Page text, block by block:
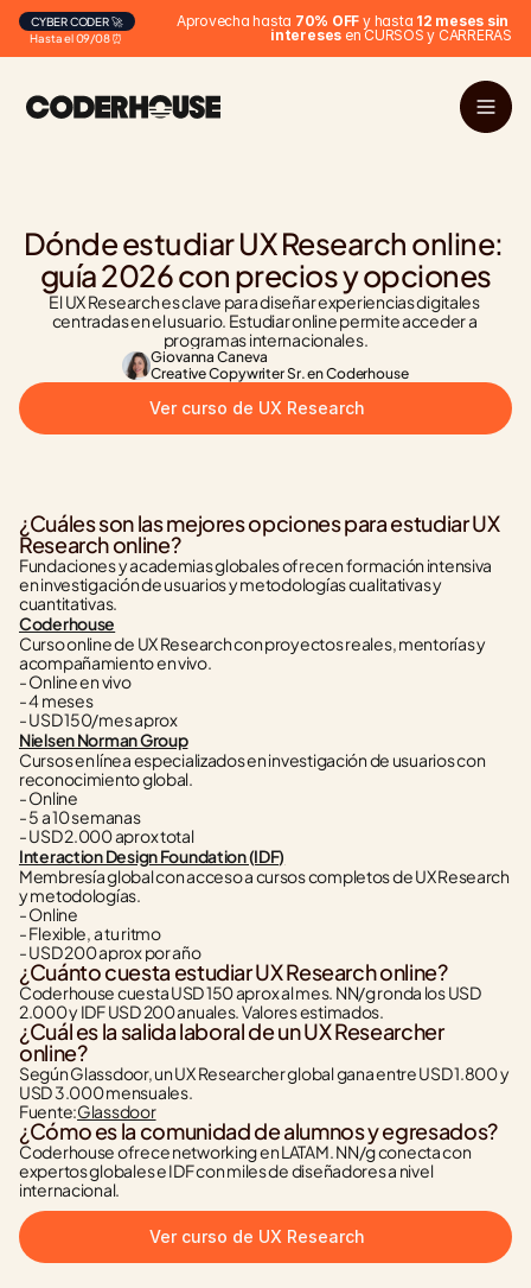
Hasta el 09/08 ⏰
CYBER CODER 🚀 Aprovecha hasta 70% OFF y hasta 12 meses sin
intereses en CURSOS y CARRERAS
Dónde estudiar UX Research online:
guía 2026 con precios y opciones
El UX Research es clave para diseñar experiencias digitales
centradas en el usuario. Estudiar online permite acceder a
programas internacionales.
Giovanna Caneva
Creative Copywriter Sr. en Coderhouse
Ver curso de UX Research
¿Cuáles son las mejores opciones para estudiar UX
Research online?
Fundaciones y academias globales ofrecen formación intensiva
en investigación de usuarios y metodologías cualitativas y
cuantitativas.
Coderhouse
Curso online de UX Research con proyectos reales, mentorías y
acompañamiento en vivo.
- Online en vivo
- 4 meses
- USD 150/mes aprox
Nielsen Norman Group
Cursos en línea especializados en investigación de usuarios con
reconocimiento global.
- Online
- 5 a 10 semanas
- USD 2.000 aprox total
Interaction Design Foundation (IDF)
Membresía global con acceso a cursos completos de UX Research
y metodologías.
- Online
- Flexible, a tu ritmo
- USD 200 aprox por año
¿Cuánto cuesta estudiar UX Research online?
Coderhouse cuesta USD 150 aprox al mes. NN/g ronda los USD
2.000 y IDF USD 200 anuales. Valores estimados.
¿Cuál es la salida laboral de un UX Researcher
online?
Según Glassdoor, un UX Researcher global gana entre USD 1.800 y
USD 3.000 mensuales.
Fuente:Glassdoor
¿Cómo es la comunidad de alumnos y egresados?
Coderhouse ofrece networking en LATAM. NN/g conecta con
expertos globales e IDF con miles de diseñadores a nivel
internacional.
Ver curso de UX Research